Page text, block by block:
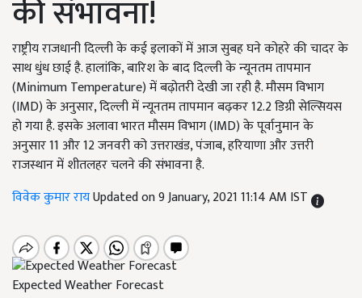
की संभावना!
राष्ट्रीय राजधानी दिल्ली के कई इलाकों में आज सुबह घने कोहरे की चादर के
साथ धुंध छाई है. हालांकि, बारिश के बाद दिल्ली के न्यूनतम तापमान
(Minimum Temperature) में बढ़ोतरी देखी जा रही है. मौसम विभाग
(IMD) के अनुसार, दिल्ली में न्यूनतम तापमान बढ़कर 12.2 डिग्री सेल्सियस
हो गया है. इसके अलावा भारत मौसम विभाग (IMD) के पूर्वानुमान के
अनुसार 11 और 12 जनवरी को उत्तराखंड, पंजाब, हरियाणा और उत्तरी
राजस्थान में शीतलहर चलने की संभावना है.
विवेक कुमार रायUpdated on 9 January, 2021 11:14 AM IST
Expected Weather Forecast